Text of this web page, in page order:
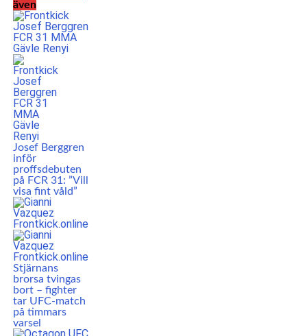
även
Josef Berggren
inför
proffsdebuten
på FCR 31: ”Vill
visa fint våld”
Stjärnans
brorsa tvingas
bort – fighter
tar UFC-match
på timmars
varsel